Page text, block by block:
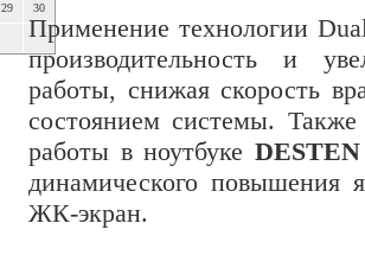
29 30
Применение технологии
производительность и
работы, снижая скорость
состоянием системы.
работы в ноутбуке
динамического повышения
ЖК-экран.